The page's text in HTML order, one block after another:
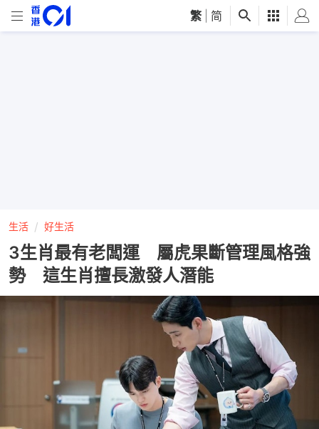
繁 简
生活 好生活
3生肖最有老闆運 屬虎果斷管理風格強
勢 這生肖擅長激發人潛能